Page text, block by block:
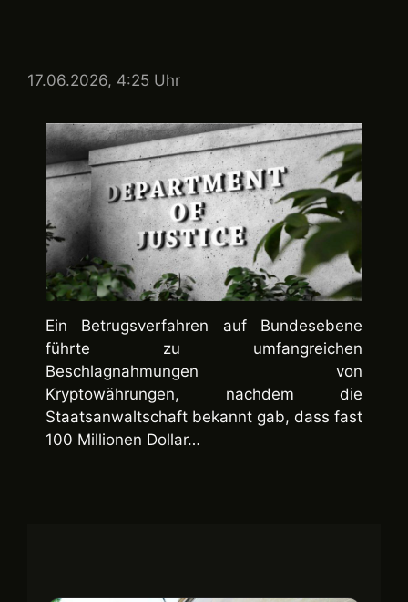
17.06.2026, 4:25 Uhr
Ein Betrugsverfahren auf Bundesebene
führte zu umfangreichen
Beschlagnahmungen von
Kryptowährungen, nachdem die
Staatsanwaltschaft bekannt gab, dass fast
100 Millionen Dollar…